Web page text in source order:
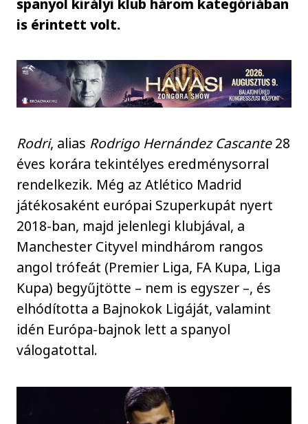
is érintett volt.
Rodri, alias Rodrigo Hernández Cascante28
éves korára tekintélyes eredménysorral
rendelkezik. Még az Atlético Madrid
játékosaként európai Szuperkupát nyert
2018-ban, majd jelenlegi klubjával, a
Manchester Cityvel mindhárom rangos
angol trófeát (Premier Liga, FA Kupa, Liga
Kupa) begyűjtötte – nem is egyszer –, és
elhódította a Bajnokok Ligáját, valamint
idén Európa-bajnok lett a spanyol
válogatottal.